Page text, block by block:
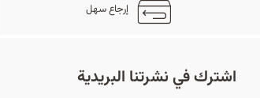
إرجاع سهل
اشترك في نشرتنا البريدية